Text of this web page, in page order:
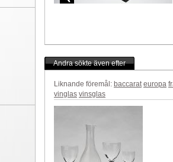
Andra sökte även efter
Liknande föremål: baccarat europa
vinglas vinsglas